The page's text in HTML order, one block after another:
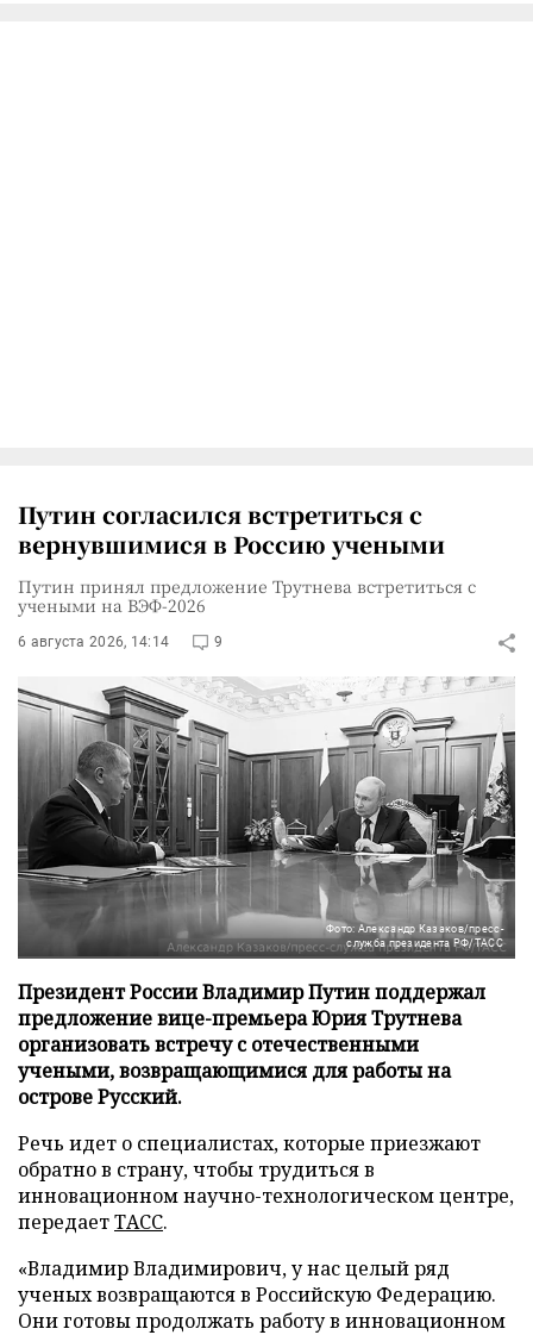
Путин согласился встретиться с
вернувшимися в Россию учеными
Путин принял предложение Трутнева встретиться с
учеными на ВЭФ-2026
6 августа 2026, 14:14 9
Фото: Александр Казаков/пресс-
служба президента РФ/ТАСС
Президент России Владимир Путин поддержал
предложение вице-премьера Юрия Трутнева
организовать встречу с отечественными
учеными, возвращающимися для работы на
острове Русский.
Речь идет о специалистах, которые приезжают
обратно в страну, чтобы трудиться в
инновационном научно-технологическом центре,
передаетТАСС.
«Владимир Владимирович, у нас целый ряд
ученых возвращаются в Российскую Федерацию.
Они готовы продолжать работу в инновационном